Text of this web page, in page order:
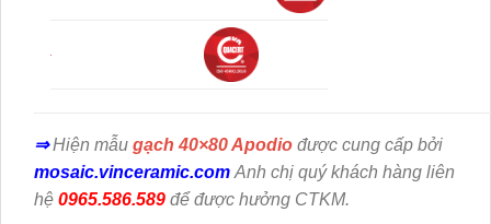
⇒ Hiện mẫu gạch 40×80 Apodio được cung cấp bởi
mosaic.vinceramic.com Anh chị quý khách hàng liên
hệ 0965.586.589 để được hưởng CTKM.